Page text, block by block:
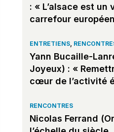
: « L’alsace est un
carrefour
ENTRETIENS,
Yann Bucaille-
Joyeux) : «
cœur de l’activité
RENCONTRES
Nicolas Ferrand